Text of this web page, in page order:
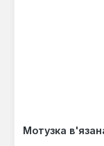
Мотузка